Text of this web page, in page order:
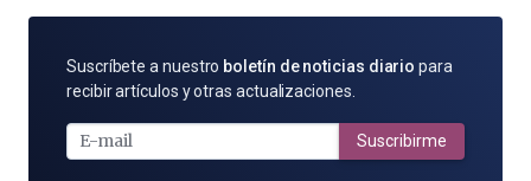
SUSCRÍBETE
POR
MAIL
Suscríbete a nuestro boletín de noticias diario para
recibir artículos y otras actualizaciones.
Suscribirme